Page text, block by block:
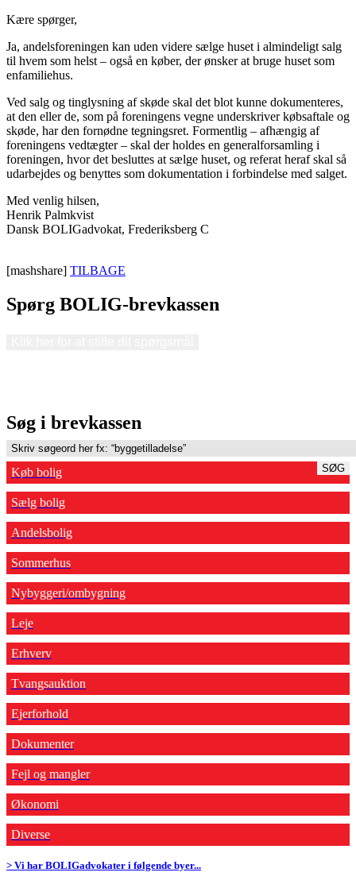
Kære spørger,
Ja, andelsforeningen kan uden videre sælge huset i almindeligt salg
til hvem som helst – også en køber, der ønsker at bruge huset som
enfamiliehus.
Ved salg og tinglysning af skøde skal det blot kunne dokumenteres,
at den eller de, som på foreningens vegne underskriver købsaftale og
skøde, har den fornødne tegningsret. Formentlig – afhængig af
foreningens vedtægter – skal der holdes en generalforsamling i
foreningen, hvor det besluttes at sælge huset, og referat heraf skal så
udarbejdes og benyttes som dokumentation i forbindelse med salget.
Med venlig hilsen,
Henrik Palmkvist
Dansk BOLIGadvokat, Frederiksberg C
[mashshare] TILBAGE
Spørg BOLIG-brevkassen
Søg i brevkassen
SØG
Køb bolig
Sælg bolig
Andelsbolig
Sommerhus
Nybyggeri/ombygning
Leje
Erhverv
Tvangsauktion
Ejerforhold
Dokumenter
Fejl og mangler
Økonomi
Diverse
> Vi har BOLIGadvokater i følgende byer...